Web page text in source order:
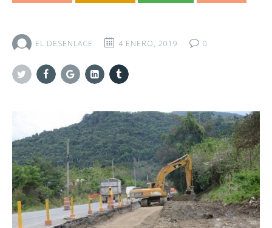
EL DESENLACE 4 ENERO, 2019 0